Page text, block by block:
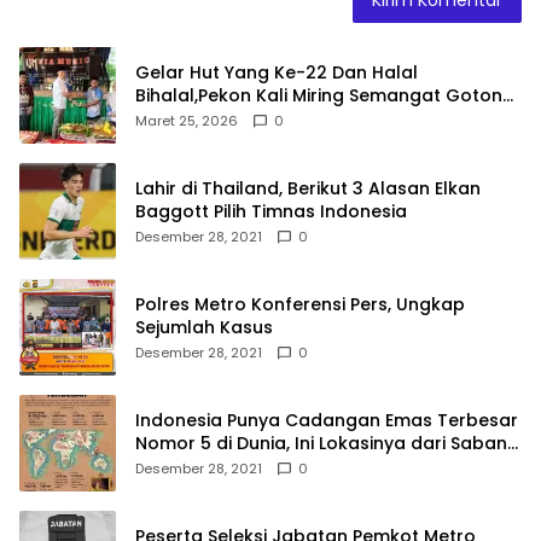
Gelar Hut Yang Ke-22 Dan Halal
Bihalal,Pekon Kali Miring Semangat Gotong
Royong
Maret 25, 2026 0
Lahir di Thailand, Berikut 3 Alasan Elkan
Baggott Pilih Timnas Indonesia
Desember 28, 2021 0
Polres Metro Konferensi Pers, Ungkap
Sejumlah Kasus
Desember 28, 2021 0
Indonesia Punya Cadangan Emas Terbesar
Nomor 5 di Dunia, Ini Lokasinya dari Sabang
hingga Merauke
Desember 28, 2021 0
Peserta Seleksi Jabatan Pemkot Metro